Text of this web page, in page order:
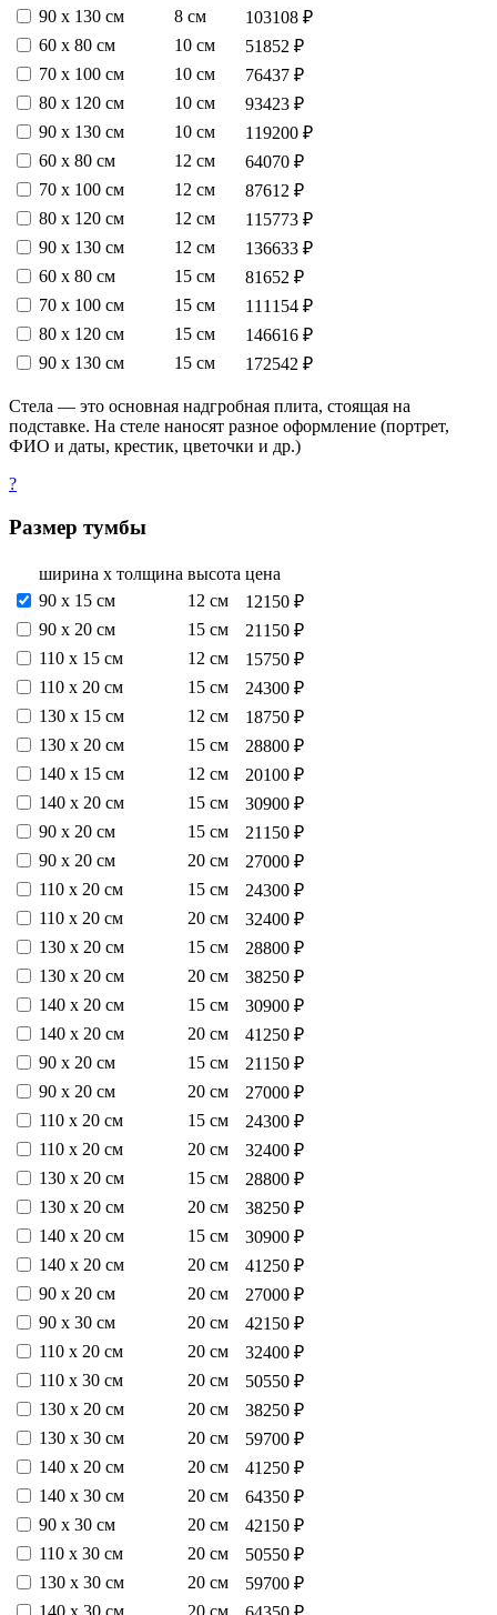
90 х 130 см
8 см
103108 ₽
60 х 80 см
10 см
51852 ₽
70 х 100 см
10 см
76437 ₽
80 х 120 см
10 см
93423 ₽
90 х 130 см
10 см
119200 ₽
60 х 80 см
12 см
64070 ₽
70 х 100 см
12 см
87612 ₽
80 х 120 см
12 см
115773 ₽
90 х 130 см
12 см
136633 ₽
60 х 80 см
15 см
81652 ₽
70 х 100 см
15 см
111154 ₽
80 х 120 см
15 см
146616 ₽
90 х 130 см
15 см 172542 ₽
Стела — это основная надгробная плита, стоящая на
подставке. На стеле наносят разное оформление (портрет,
ФИО и даты, крестик, цветочки и др.)
?
Размер тумбы
ширина х толщина высота цена
90 х 15 см
12 см
12150 ₽
90 х 20 см
15 см
21150 ₽
110 х 15 см
12 см
15750 ₽
110 х 20 см
15 см
24300 ₽
130 х 15 см
12 см
18750 ₽
130 х 20 см
15 см
28800 ₽
140 х 15 см
12 см
20100 ₽
140 х 20 см
15 см
30900 ₽
90 х 20 см
15 см
21150 ₽
90 х 20 см
20 см
27000 ₽
110 х 20 см
15 см
24300 ₽
110 х 20 см
20 см
32400 ₽
130 х 20 см
15 см
28800 ₽
130 х 20 см
20 см
38250 ₽
140 х 20 см
15 см
30900 ₽
140 х 20 см
20 см
41250 ₽
90 х 20 см
15 см
21150 ₽
90 х 20 см
20 см
27000 ₽
110 х 20 см
15 см
24300 ₽
110 х 20 см
20 см
32400 ₽
130 х 20 см
15 см
28800 ₽
130 х 20 см
20 см
38250 ₽
140 х 20 см
15 см
30900 ₽
140 х 20 см
20 см
41250 ₽
90 х 20 см
20 см
27000 ₽
90 х 30 см
20 см
42150 ₽
110 х 20 см
20 см
32400 ₽
110 х 30 см
20 см
50550 ₽
130 х 20 см
20 см
38250 ₽
130 х 30 см
20 см
59700 ₽
140 х 20 см
20 см
41250 ₽
140 х 30 см
20 см
64350 ₽
90 х 30 см
20 см
42150 ₽
110 х 30 см
20 см
50550 ₽
130 х 30 см
20 см
59700 ₽
140 х 30 см
20 см